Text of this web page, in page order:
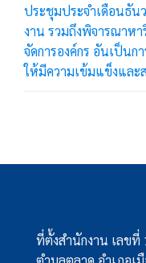
ประชุมประจำเดือนธั
งาน รวมถึงพิจารณาห
จัดการองค์กร อันเป็น
ให้มีความเข้มแข็งและ
ที่ตั้งสำนักงาน เลข